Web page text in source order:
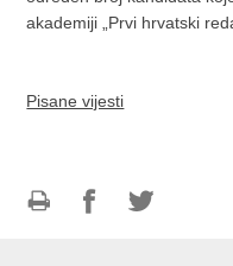
akademiji „Prvi hrvatski
Pisane vijesti